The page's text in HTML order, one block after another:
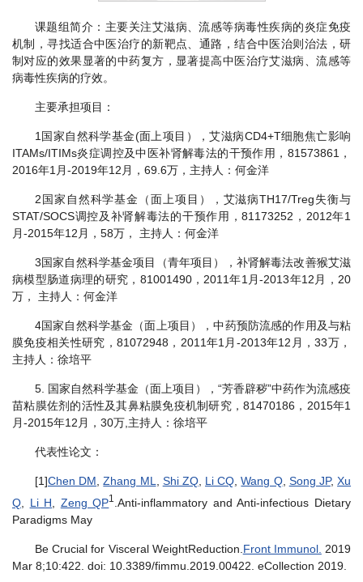
课题组简介：主要关注艾滋病、流感等病毒性疾病的炎症免疫
机制，寻找适合中医治疗的新靶点、通路，结合中医治则治法，研
制对应的效果显著的中药复方，显著提高中医治疗艾滋病、流感等
病毒性疾病的疗效。
主要承担项目：
1国家自然科学基金(面上项目），艾滋病CD4+T细胞焦亡影响
ITAMs/ITIMs炎症调控及中医补肾解毒法的干预作用，81573861，
2016年1月-2019年12月，69.6万，主持人：何金洋
2国家自然科学基金（面上项目），艾滋病TH17/Treg失衡与
STAT/SOCS调控及补肾解毒法的干预作用，81173252，2012年1
月-2015年12月，58万， 主持人：何金洋
3国家自然科学基金项目（青年项目），补肾解毒法改善猴艾滋
病模型肠道病理的研究，81001490，2011年1月-2013年12月，20
万， 主持人：何金洋
4国家自然科学基金（面上项目），中药预防流感的作用及与粘
膜免疫相关性研究，81072948，2011年1月-2013年12月，33万，
主持人：徐培平
5. 国家自然科学基金（面上项目），“芳香辟秽”中药作为流感疫
苗粘膜佐剂的活性及其鼻粘膜免疫机制研究，81470186，2015年1
月-2015年12月，30万,主持人：徐培平
代表性论文：
[1]Chen DM ,Zhang ML Shi ZQ, Li CQ ,Wang Q, Song JP,Xu
Q
Li H Zeng QP1 .Anti-inflammatory and Anti-infectious Dietary
Paradigms May
Be Crucial for Visceral WeightReduction. Front Immunol. 2019
Mar 8;10:422. doi: 10.3389/fimmu.2019.00422. eCollection 2019.